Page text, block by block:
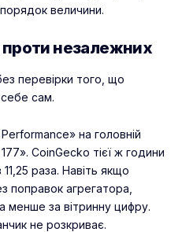
величини.
незалежних
перевірки того, що
сам.
на головній
CoinGecko тієї ж години
раза. Навіть якщо
поправок агрегатора,
менше за вітринну цифру.
не розкриває.